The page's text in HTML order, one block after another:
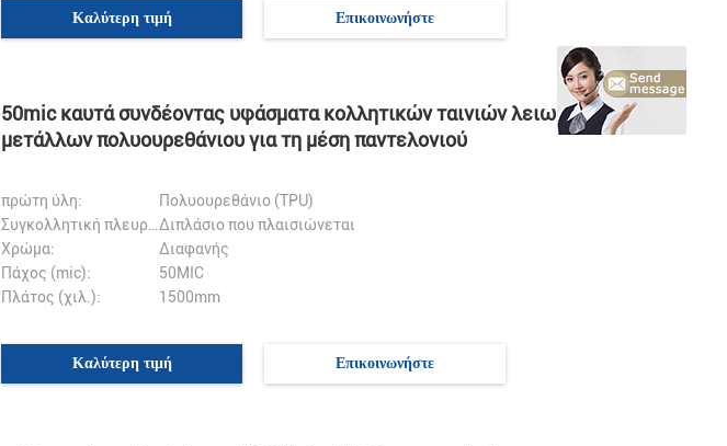
Καλύτερη τιμή Επικοινωνήστε
50mic καυτά συνδέοντας υφάσματα κολλητικών ταινιών λειωμένων
μετάλλων πολυουρεθάνιου για τη μέση παντελονιού
πρώτη ύλη:
Πολυουρεθάνιο (TPU)
Διπλάσιο που πλαισιώνεται
Χρώμα:
Διαφανής
Πάχος (mic):
50MIC
Πλάτος (χιλ.):
1500mm
Καλύτερη τιμή Επικοινωνήστε